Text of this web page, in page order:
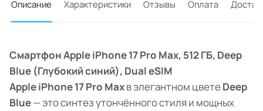
Описание Характеристики Отзывы Оплата
Смартфон Apple iPhone 17 Pro Max, 512 ГБ, Deep
Blue (Глубокий синий), Dual eSIM
Apple iPhone 17 Pro Maxв элегантном цветеDeep
Blue— это синтез утончённого стиля и мощных